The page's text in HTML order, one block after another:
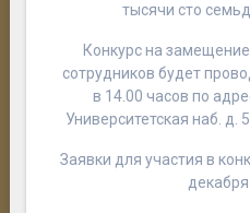
тысячи сто
Конкурс на
сотрудников будет
в 14.00 часов по
Университетская наб.
Заявки для участия в
декабря